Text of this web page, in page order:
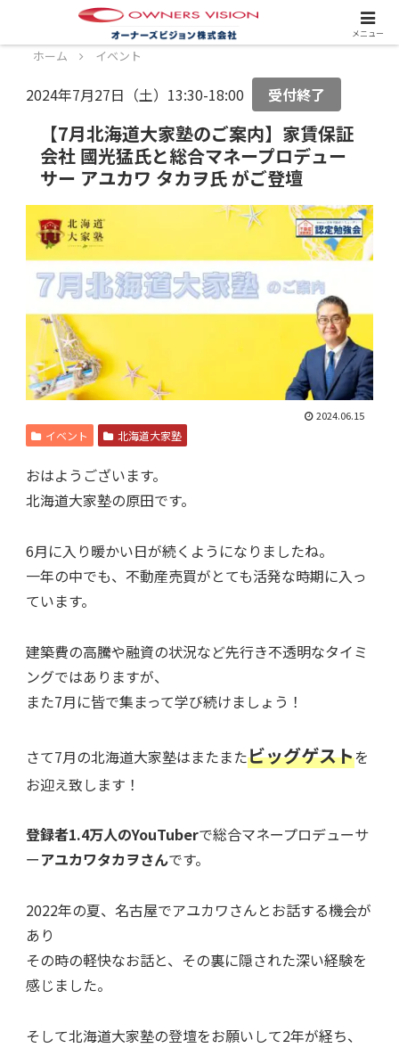
スタッフ募集中！詳しくはこちら！
ホーム イベント
2024年7月27日（土）13:30-18:00 受付終了
【7月北海道大家塾のご案内】家賃保証
会社 國光猛氏と総合マネープロデュー
サー アユカワ タカヲ氏 がご登壇
2024.06.15
イベント 北海道大家塾
おはようございます。
北海道大家塾の原田です。
6月に入り暖かい日が続くようになりましたね。
一年の中でも、不動産売買がとても活発な時期に入っ
ています。
建築費の高騰や融資の状況など先行き不透明なタイミ
ングではありますが、
また7月に皆で集まって学び続けましょう！
さて7月の北海道大家塾はまたまたビッグゲストを
お迎え致します！
登録者1.4万人のYouTuberで総合マネープロデューサ
ーアユカワタカヲさんです。
2022年の夏、名古屋でアユカワさんとお話する機会が
あり
その時の軽快なお話と、その裏に隠された深い経験を
感じました。
そして北海道大家塾の登壇をお願いして2年が経ち、
メニュー